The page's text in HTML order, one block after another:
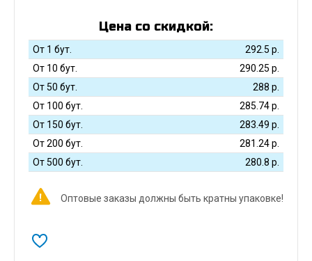
Цена со скидкой:
От 1 бут. 292.5 р.
От 10 бут.
290.25 р.
От 50 бут.
288 р.
От 100 бут.
285.74р.
От 150 бут.
283.49 р.
От 200 бут.
281.24р.
От 500 бут.
280.8 р.
Оптовые заказы должны быть кратны упаковке!